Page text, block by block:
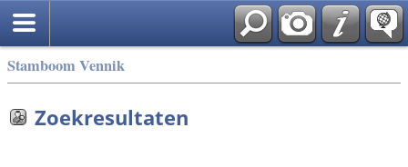
Stamboom Vennik
Zoekresultaten